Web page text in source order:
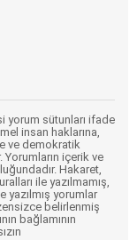
yorum sütunları ifade
insan haklarına,
ve demokratik
Yorumların içerik ve
Hakaret,
ile yazılmamış,
yazılmış yorumlar
belirlenmiş
bağlamının